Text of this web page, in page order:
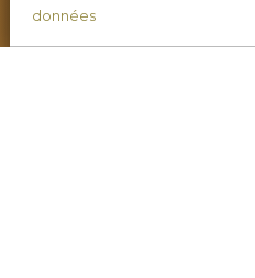
Champagne DE
rue Robert
données